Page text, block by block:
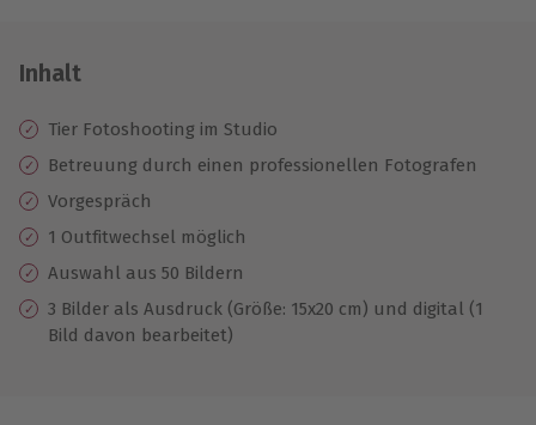
Inhalt
Tier Fotoshooting im Studio
Betreuung durch einen professionellen Fotografen
Vorgespräch
1 Outfitwechsel möglich
Auswahl aus 50 Bildern
3 Bilder als Ausdruck (Größe: 15x20 cm) und digital (1
Bild davon bearbeitet)